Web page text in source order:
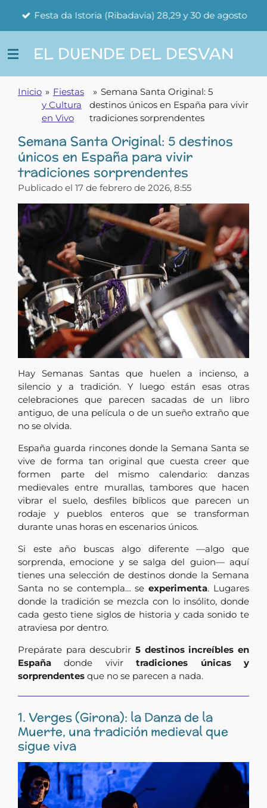
principal
Festa da Istoria (Ribadavia) 28,29 y 30 de agosto
EL DUENDE DEL DESVAN
Inicio » Fiestas
y Cultura
en Vivo
» Semana Santa Original: 5
destinos únicos en España para vivir
tradiciones sorprendentes
Semana Santa Original: 5 destinos
únicos en España para vivir
tradiciones sorprendentes
Publicado el 17 de febrero de 2026, 8:55
Hay Semanas Santas que huelen a incienso, a
silencio y a tradición. Y luego están esas otras
celebraciones que parecen sacadas de un libro
antiguo, de una película o de un sueño extraño que
no se olvida.
España guarda rincones donde la Semana Santa se
vive de forma tan original que cuesta creer que
formen parte del mismo calendario: danzas
medievales entre murallas, tambores que hacen
vibrar el suelo, desfiles bíblicos que parecen un
rodaje y pueblos enteros que se transforman
durante unas horas en escenarios únicos.
Si este año buscas algo diferente —algo que
sorprenda, emocione y se salga del guion— aquí
tienes una selección de destinos donde la Semana
Santa no se contempla… seexperimenta. Lugares
donde la tradición se mezcla con lo insólito, donde
cada gesto tiene siglos de historia y cada sonido te
atraviesa por dentro.
Prepárate para descubrir 5 destinos increíbles en
España donde vivirtradiciones únicas y
sorprendentes que no se parecen a nada.
1. Verges (Girona): la Danza de la
Muerte, una tradición medieval que
sigue viva